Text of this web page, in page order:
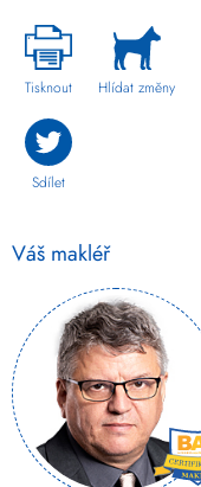
Tisknout Hlídat změny
Sdílet
Váš makléř